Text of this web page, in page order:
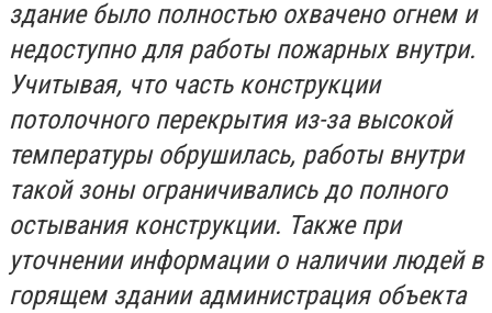
здание было полностью охвачено огнем и
недоступно для работы пожарных внутри.
Учитывая, что часть конструкции
потолочного перекрытия из-за высокой
температуры обрушилась, работы внутри
такой зоны ограничивались до полного
остывания конструкции. Также при
уточнении информации о наличии людей в
горящем здании администрация объекта